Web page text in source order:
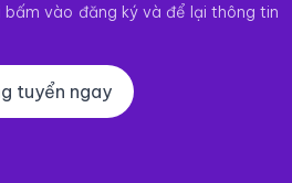
vào đăng ký và để lại thông tin
tuyển ngay